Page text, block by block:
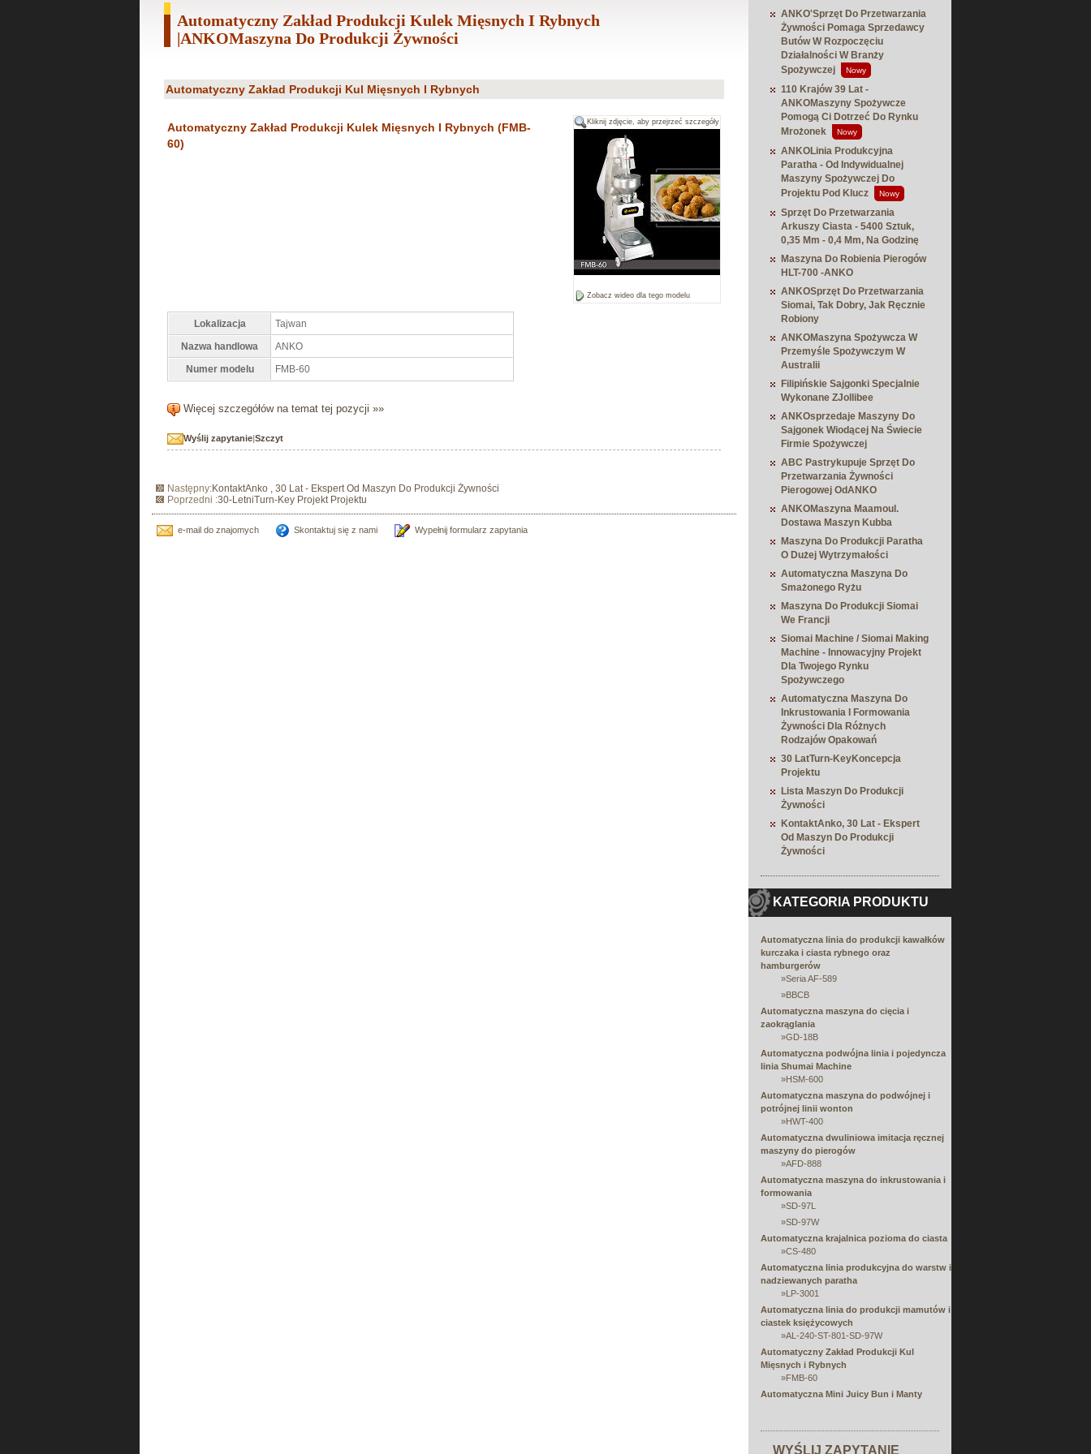
Automatyczny Zakład Produkcji Kulek Mięsnych I Rybnych
|ANKOMaszyna Do Produkcji Żywności
Automatyczny Zakład Produkcji Kul Mięsnych I Rybnych
Kliknij zdjęcie, aby przejrzeć szczegóły
Zobacz wideo dla tego modelu
Automatyczny Zakład Produkcji Kulek Mięsnych I Rybnych (FMB-
60)
Lokalizacja
Tajwan
Nazwa handlowa
ANKO
Numer modelu
FMB-60
Więcej szczegółów na temat tej pozycji »»
Wyślij zapytanie|Szczyt
Następny:KontaktAnko , 30 Lat - Ekspert Od Maszyn Do Produkcji Żywności
Poprzedni :30-LetniTurn-Key Projekt Projektu
e-mail do znajomych Skontaktuj się z nami Wypełnij formularz zapytania
ANKO'Sprzęt Do Przetwarzania
Żywności Pomaga Sprzedawcy
Butów W Rozpoczęciu
Działalności W Branży
Spożywczej
Nowy
110 Krajów 39 Lat -
ANKOMaszyny Spożywcze
Pomogą Ci Dotrzeć Do Rynku
Mrożonek
Nowy
ANKOLinia Produkcyjna
Paratha - Od Indywidualnej
Maszyny Spożywczej Do
Projektu Pod Klucz
Nowy
Sprzęt Do Przetwarzania
Arkuszy Ciasta - 5400 Sztuk,
0,35 Mm - 0,4 Mm, Na Godzinę
Maszyna Do Robienia Pierogów
HLT-700 -ANKO
ANKOSprzęt Do Przetwarzania
Siomai, Tak Dobry, Jak Ręcznie
Robiony
ANKOMaszyna Spożywcza W
Przemyśle Spożywczym W
Australii
Filipińskie Sajgonki Specjalnie
Wykonane ZJollibee
ANKOsprzedaje Maszyny Do
Sajgonek Wiodącej Na Świecie
Firmie Spożywczej
ABC Pastrykupuje Sprzęt Do
Przetwarzania Żywności
Pierogowej OdANKO
ANKOMaszyna Maamoul.
Dostawa Maszyn Kubba
Maszyna Do Produkcji Paratha
O Dużej Wytrzymałości
Automatyczna Maszyna Do
Smażonego Ryżu
Maszyna Do Produkcji Siomai
We Francji
Siomai Machine / Siomai Making
Machine - Innowacyjny Projekt
Dla Twojego Rynku
Spożywczego
Automatyczna Maszyna Do
Inkrustowania I Formowania
Żywności Dla Różnych
Rodzajów Opakowań
30 LatTurn-KeyKoncepcja
Projektu
Lista Maszyn Do Produkcji
Żywności
KontaktAnko, 30 Lat - Ekspert
Od Maszyn Do Produkcji
Żywności
KATEGORIA PRODUKTU
Automatyczna linia do produkcji kawałków
kurczaka i ciasta rybnego oraz
hamburgerów
»Seria AF-589
»BBCB
Automatyczna maszyna do cięcia i
zaokrąglania
»GD-18B
Automatyczna podwójna linia i pojedyncza
linia Shumai Machine
»HSM-600
Automatyczna maszyna do podwójnej i
potrójnej linii wonton
»HWT-400
Automatyczna dwuliniowa imitacja ręcznej
maszyny do pierogów
»AFD-888
Automatyczna maszyna do inkrustowania i
formowania
»SD-97L
»SD-97W
Automatyczna krajalnica pozioma do ciasta
»CS-480
Automatyczna linia produkcyjna do warstw i
nadziewanych paratha
»LP-3001
Automatyczna linia do produkcji mamutów i
ciastek księżycowych
»AL-240-ST-801-SD-97W
Automatyczny Zakład Produkcji Kul
Mięsnych i Rybnych
»FMB-60
Automatyczna Mini Juicy Bun i Manty
produkcyjna do arkuszy, napełniania,
WYŚLIJ ZAPYTANIE